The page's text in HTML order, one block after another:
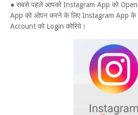
● सबसे पहले आपको Instagram App को Open
App को ओपन करने के लिए Instagram App
Account को Login कोरिये।